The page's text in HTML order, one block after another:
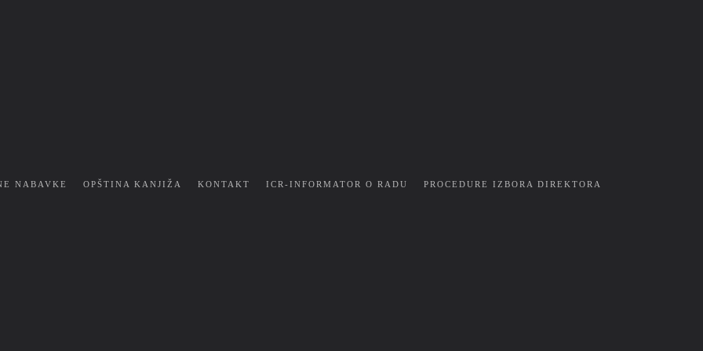
NABAVKE OPŠTINA KANJIŽA KONTAKT ICR-INFORMATOR O RADU PROCEDURE IZBORA DIREKTORA